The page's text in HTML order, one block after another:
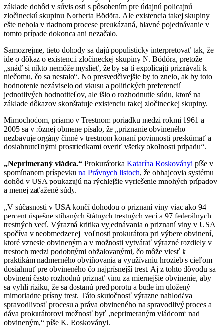
základe dohôd v súvislosti s pôsobením pre údajnú policajnú
zločineckú skupinu Norberta Bödöra. Ale existencia takej skupiny
ešte nebola v riadnom procese preukázaná, hlavné pojednávanie v
tomto prípade dokonca ani nezačalo.
Samozrejme, tieto dohody sa dajú populisticky interpretovať tak, že
ide o dôkaz o existencii zločineckej skupiny N. Bödöra, pretože
„snáď si nikto nemôže myslieť, že by sa tí expolicajti priznávali k
niečomu, čo sa nestalo“. No presvedčivejšie by to znelo, ak by toto
hodnotenie nezáviselo od vkusu a politických preferencií
jednotlivých hodnotiteľov, ale išlo o rozhodnutie súdu, ktoré na
základe dôkazov skonštatuje existenciu takej zločineckej skupiny.
Mimochodom, priamo v Trestnom poriadku medzi rokmi 1961 a
2005 sa v rôznej obmene písalo, že „priznanie obvineného
nezbavuje orgány činné v trestnom konaní povinnosti preskúmať a
dosiahnuteľnými prostriedkami overiť všetky okolnosti prípadu“.
„Neprimeraný vládca.“ Prokurátorka Katarína Roskoványi píše v
spomínanom príspevku na Právnych listoch, že obhajcovia systému
dohôd v USA poukazujú na rýchlejšie vyriešenie mnohých prípadov
a menej zaťažené súdy.
„V súčasnosti v USA končí dohodou o priznaní viny viac ako 94
percent úspešne stíhaných štátnych trestných vecí a 97 federálnych
trestných vecí. Výrazná kritika vyjednávania o priznaní viny v USA
spočíva v neobmedzenej voľnosti prokurátora pri výbere obvinení,
ktoré vznesie obvineným a v možnosti vytvárať výrazné rozdiely v
trestoch medzi podobnými obžalovanými, čo môže viesť k
praktikám nadmerného obviňovania a využívaniu hrozieb s cieľom
dosiahnuť pre obvineného čo najprísnejší trest. Aj z tohto dôvodu sa
obvinení často rozhodnú priznať vinu za miernejšie obvinenie, aby
sa vyhli riziku, že sa dostanú pred porotu a bude im uložený
mimoriadne prísny trest. Táto skutočnosť výrazne nahlodáva
spravodlivosť procesu a práva obvineného na spravodlivý proces a
dáva prokurátorovi možnosť byť ‚neprimeraným vládcom‘ nad
obvineným,“ píše K. Roskoványi.